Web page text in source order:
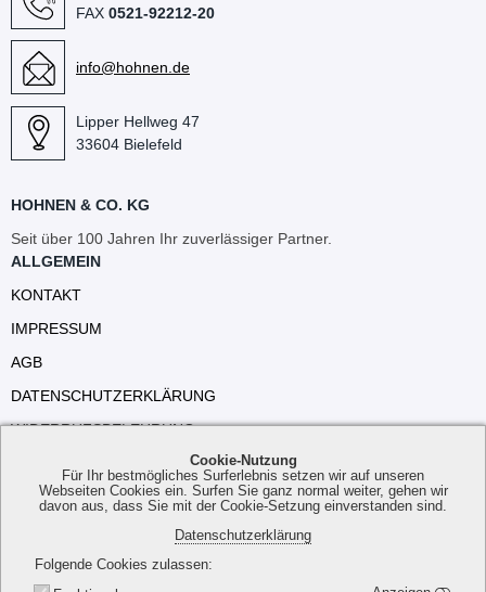
Cookie-Nutzung
Für Ihr bestmögliches Surferlebnis setzen wir auf unseren
Webseiten Cookies ein. Surfen Sie ganz normal weiter, gehen wir
davon aus, dass Sie mit der Cookie-Setzung einverstanden sind.
Datenschutzerklärung
Folgende Cookies zulassen
FAX 0521-92212-20
info@hohnen.de
Lipper Hellweg 47
33604 Bielefeld
HOHNEN & CO. KG
Seit über 100 Jahren Ihr zuverlässiger Partner.
ALLGEMEIN
KONTAKT
IMPRESSUM
AGB
DATENSCHUTZERKLÄRUNG
WIDERRUFSBELEHRUNG